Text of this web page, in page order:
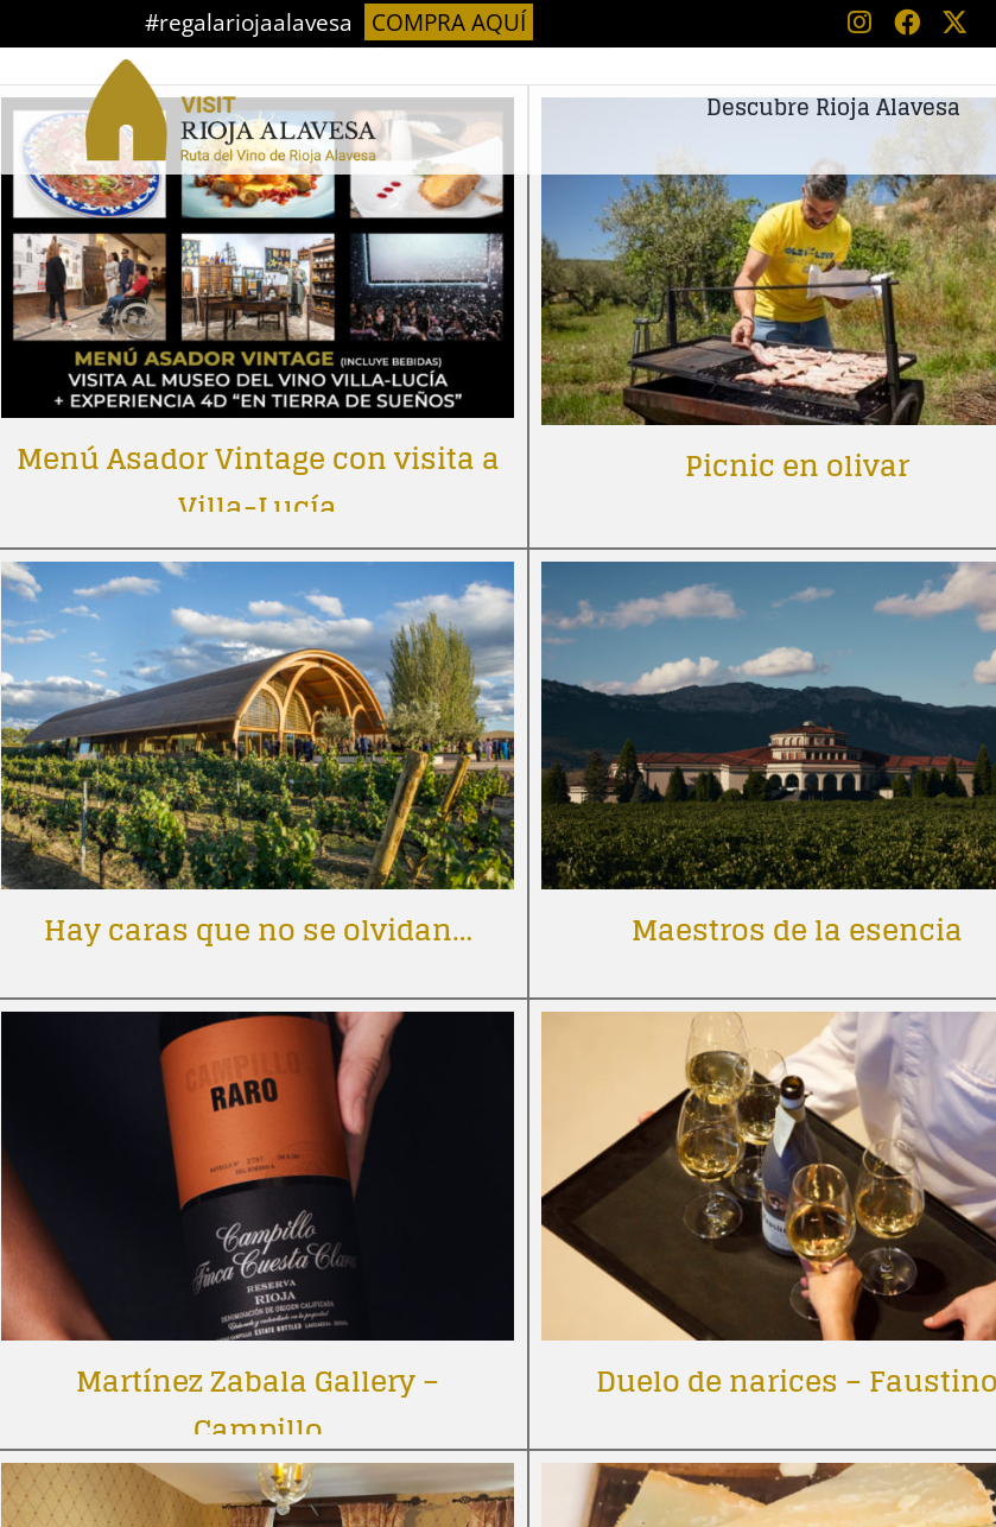
al
contenido
#regalariojaalavesa COMPRA AQUÍ
Descubre Rioja Alavesa
Orden predeterminado Mostrar12 productos
Menú Asador Vintage con visita a
Villa-Lucía
Picnic en olivar
Hay caras que no se olvidan… Maestros de la esencia
Martínez Zabala Gallery –
Campillo
Duelo de narices – Faustino